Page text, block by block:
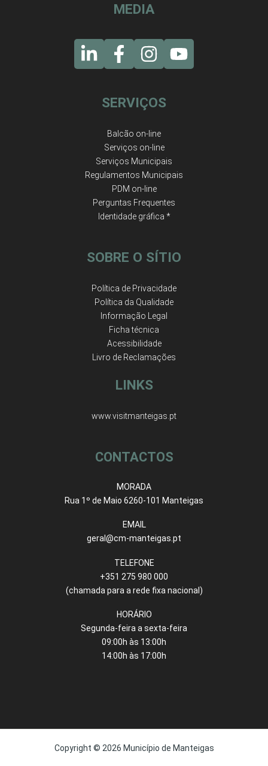
MEDIA
SERVIÇOS
Balcão on-line
Serviços on-line
Serviços Municipais
Regulamentos Municipais
PDM on-line
Perguntas Frequentes
Identidade gráfica *
SOBRE O SÍTIO
Política de Privacidade
Política da Qualidade
Informação Legal
Ficha técnica
Acessibilidade
Livro de Reclamações
LINKS
www.visitmanteigas.pt
CONTACTOS
MORADA
Rua 1º de Maio 6260-101 Manteigas
EMAIL
geral@cm-manteigas.pt
TELEFONE
+351 275 980 000
(chamada para a rede fixa nacional)
HORÁRIO
Segunda-feira a sexta-feira
09:00h às 13:00h
14:00h às 17:00h
Copyright © 2026 Município de Manteigas